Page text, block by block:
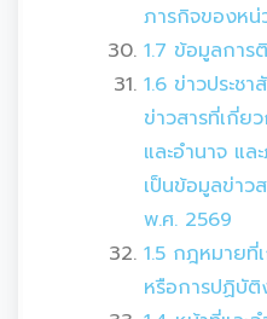
ภารกิจของหน่
1.7 ข้อมูลกา
1.6 ข่าวประช
ข่าวสารที่เกี่ย
และอำนาจ แ
เป็นข้อมูลข่าว
พ.ศ. 2569
1.5 กฎหมายที่
หรือการปฏิบั